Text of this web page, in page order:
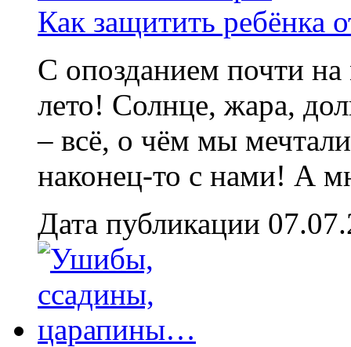
Как защитить ребёнка
С опозданием почти
лето! Солнце, жара,
– всё, о чём мы
наконец-то с нами! А
Дата публикации